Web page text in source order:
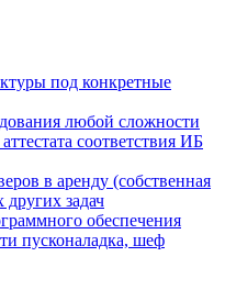
под конкретные
любой сложности
соответствия ИБ
в аренду (собственная
задач
обеспечения
пусконаладка, шеф